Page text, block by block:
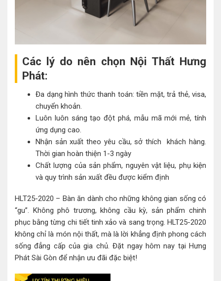
Các lý do nên chọn Nội Thất Hưng
Phát:
Đa dạng hình thức thanh toán: tiền mặt, trả thẻ, visa,
chuyển khoản.
Luôn luôn sáng tạo đột phá, mẫu mã mới mẻ, tính
ứng dụng cao.
Nhận sản xuất theo yêu cầu, sở thích khách hàng.
Thời gian hoàn thiện 1-3 ngày
Chất lượng của sản phẩm, nguyên vật liệu, phụ kiện
và quy trình sản xuất đều được kiểm định
HLT25-2020 – Bàn ăn dành cho những không gian sống có
“gu”. Không phô trương, không cầu kỳ, sản phẩm chinh
phục bằng từng chi tiết tinh xảo và sang trọng. HLT25-2020
không chỉ là món nội thất, mà là lời khẳng định phong cách
sống đẳng cấp của gia chủ. Đặt ngay hôm nay tại Hưng
Phát Sài Gòn để nhận ưu đãi đặc biệt!